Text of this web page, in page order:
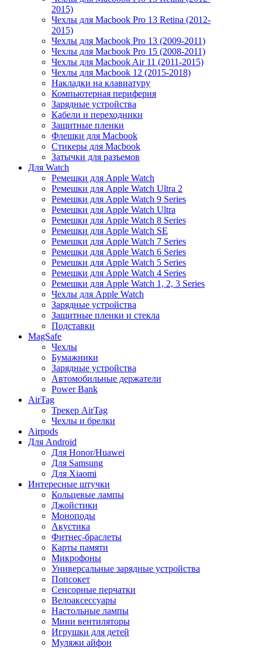
2015)
Чехлы для Macbook Pro 13 Retina (2012-
2015)
Чехлы для Macbook Pro 13 (2009-2011)
Чехлы для Macbook Pro 15 (2008-2011)
Чехлы для Macbook Air 11 (2011-2015)
Чехлы для Macbook 12 (2015-2018)
Накладки на клавиатуру
Компьютерная периферия
Зарядные устройства
Кабели и переходники
Защитные пленки
Флешки для Macbook
Стикеры для Macbook
Затычки для разъемов
Для Watch
Ремешки для Apple Watch
Ремешки для Apple Watch Ultra 2
Ремешки для Apple Watch 9 Series
Ремешки для Apple Watch Ultra
Ремешки для Apple Watch 8 Series
Ремешки для Apple Watch SE
Ремешки для Apple Watch 7 Series
Ремешки для Apple Watch 6 Series
Ремешки для Apple Watch 5 Series
Ремешки для Apple Watch 4 Series
Ремешки для Apple Watch 1, 2, 3 Series
Чехлы для Apple Watch
Зарядные устройства
Защитные пленки и стекла
Подставки
MagSafe
Чехлы
Бумажники
Зарядные устройства
Автомобильные держатели
Power Bank
AirTag
Трекер AirTag
Чехлы и брелки
Airpods
Для Android
Для Honor/Huawei
Для Samsung
Для Xiaomi
Интересные штучки
Кольцевые лампы
Джойстики
Моноподы
Акустика
Фитнес-браслеты
Карты памяти
Микрофоны
Универсальные зарядные устройства
Попсокет
Сенсорные перчатки
Велоаксессуары
Настольные лампы
Мини вентиляторы
Игрушки для детей
Муляжи айфон